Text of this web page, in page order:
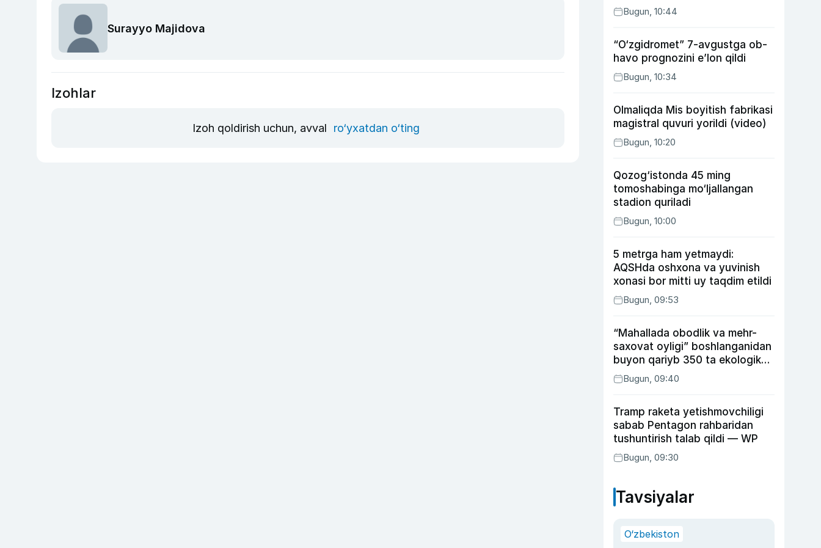
Surayyo Majidova
Izohlar
Izoh qoldirish uchun, avval ro‘yxatdan o‘ting
Bugun, 10:44
“O‘zgidromet” 7-avgustga ob-
havo prognozini e’lon qildi
Bugun, 10:34
Olmaliqda Mis boyitish fabrikasi
magistral quvuri yorildi (video)
Bugun, 10:20
Qozog‘istonda 45 ming
tomoshabinga mo‘ljallangan
stadion quriladi
Bugun, 10:00
5 metrga ham yetmaydi:
AQSHda oshxona va yuvinish
xonasi bor mitti uy taqdim etildi
Bugun, 09:53
“Mahallada obodlik va mehr-
saxovat oyligi” boshlanganidan
buyon qariyb 350 ta ekologik
huquqbuzarlik aniqlandi
Bugun, 09:40
Tramp raketa yetishmovchiligi
sabab Pentagon rahbaridan
tushuntirish talab qildi — WP
Bugun, 09:30
Tavsiyalar
O‘zbekiston